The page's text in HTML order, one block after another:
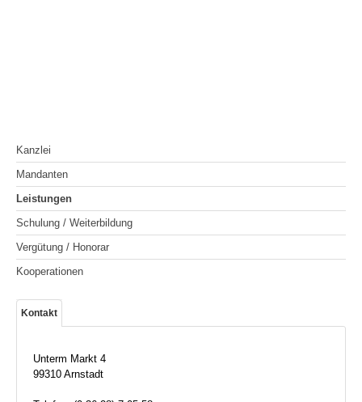
Kanzlei
Mandanten
Leistungen
Schulung / Weiterbildung
Vergütung / Honorar
Kooperationen
Kontakt
Unterm Markt 4
99310 Arnstadt